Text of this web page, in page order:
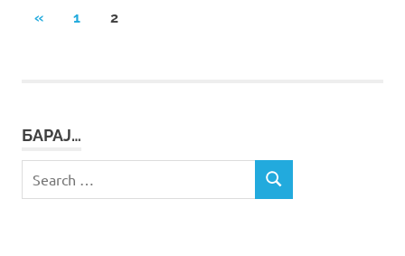
Posts
«PREVIOUS
1 2
БАРАЈ…
SEARCH